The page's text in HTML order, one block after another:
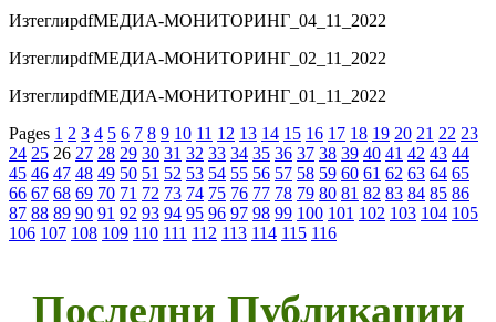
ИзтеглиpdfМЕДИА-МОНИТОРИНГ_04_11_2022
ИзтеглиpdfМЕДИА-МОНИТОРИНГ_02_11_2022
ИзтеглиpdfМЕДИА-МОНИТОРИНГ_01_11_2022
Pages 1 2 3 4 5 6 7 8 9 10 11 12 13 14 15 16 17 18 19 20 21 22 23
24 25 26 27 28 29 30 31 32 33 34 35 36 37 38 39 40 41 42 43 44
45 46 47 48 49 50 51 52 53 54 55 56 57 58 59 60 61 62 63 64 65
66 67 68 69 70 71 72 73 74 75 76 77 78 79 80 81 82 83 84 85 86
87 88 89 90 91 92 93 94 95 96 97 98 99 100 101 102 103 104 105
106 107 108 109 110 111 112 113 114 115 116
Последни Публикации